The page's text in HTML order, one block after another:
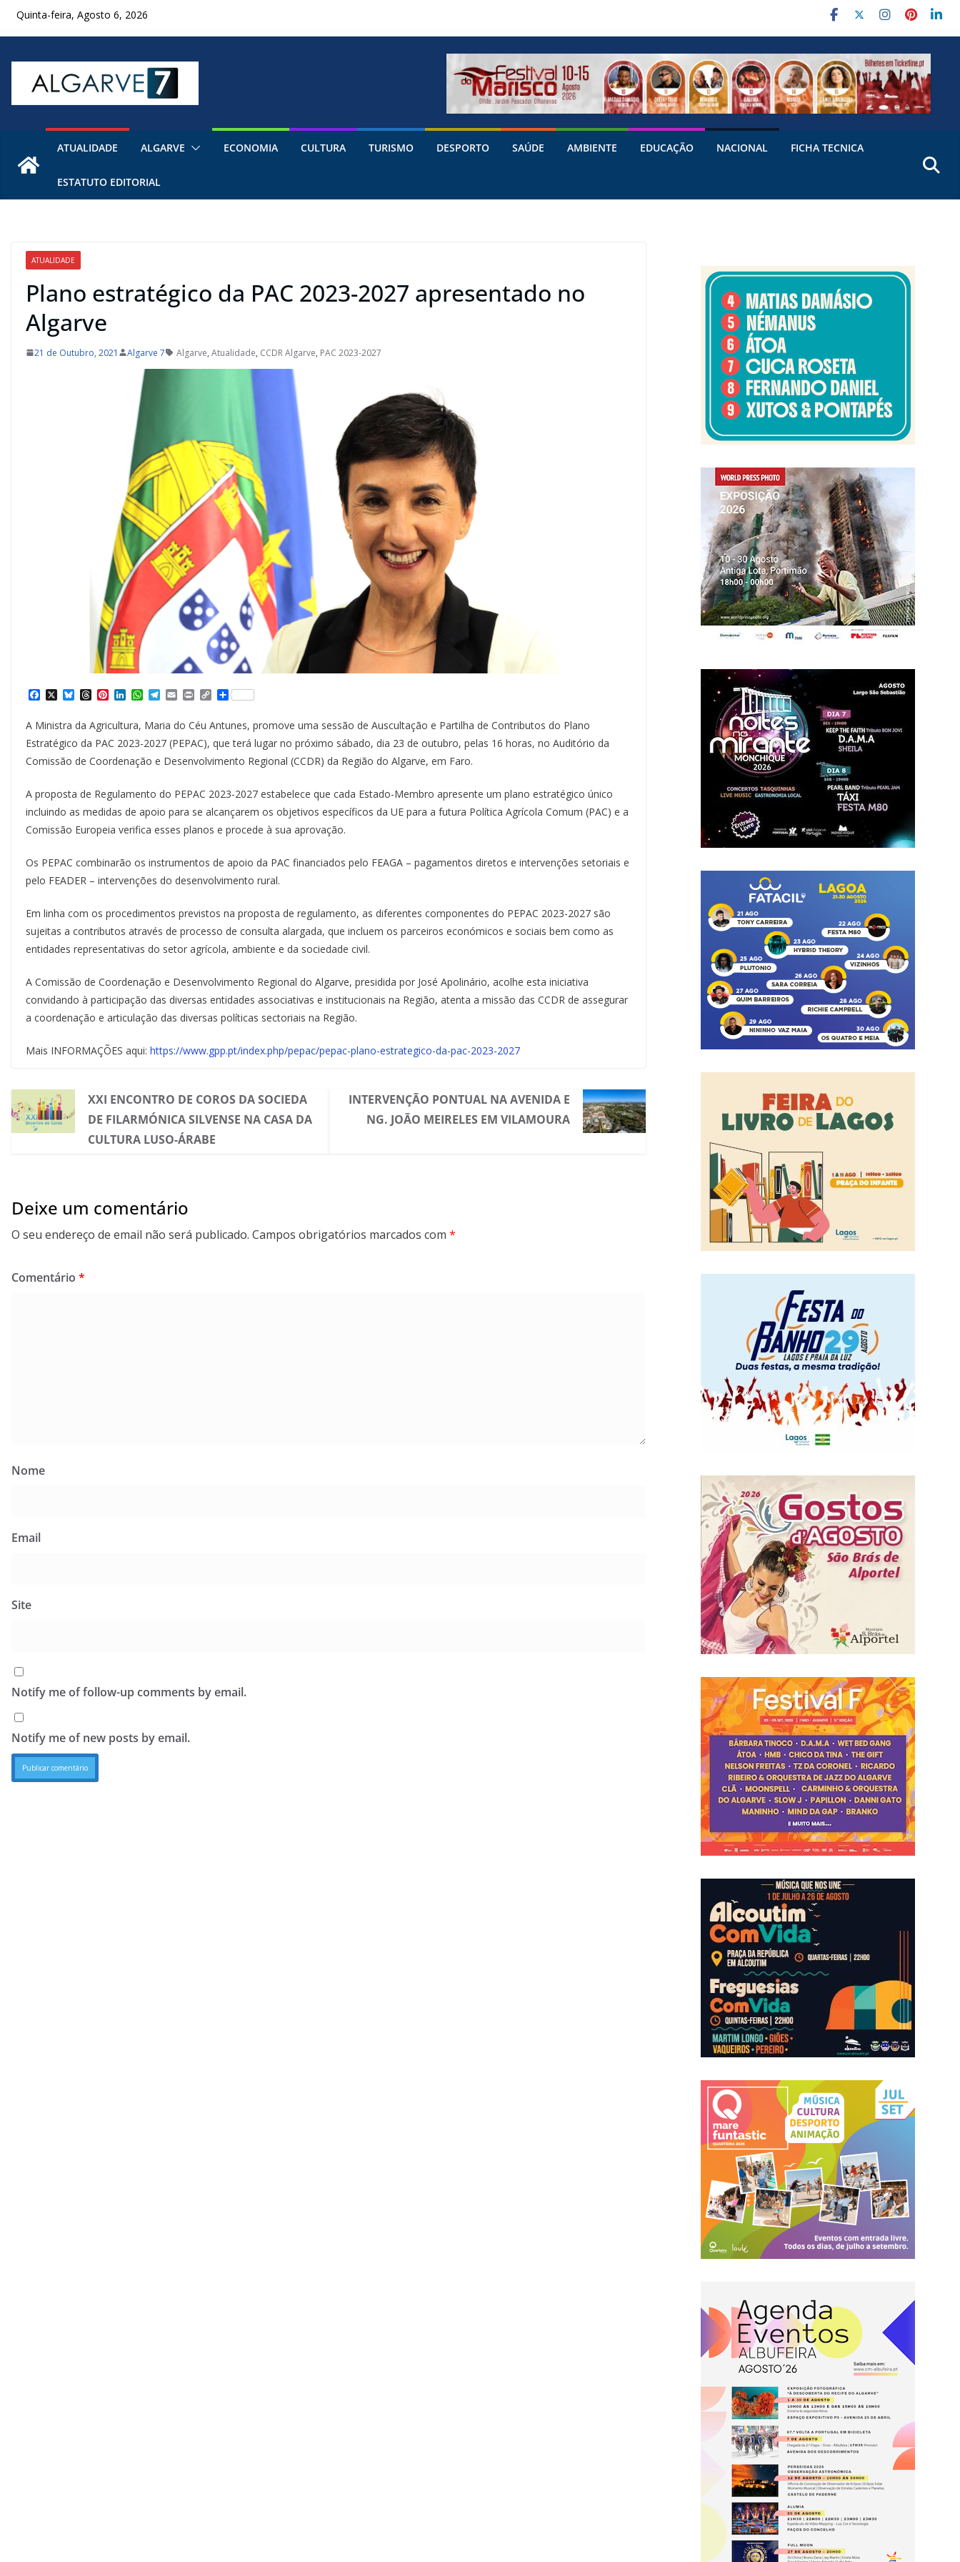
SkipQuinta-feira, Agosto 6, 2026
ATUALIDADE ALGARVE ECONOMIA CULTURA TURISMO DESPORTO SAÚDE AMBIENTE EDUCAÇÃO NACIONAL FICHA TECNICA
ESTATUTO EDITORIAL
ATUALIDADE
Plano estratégico da PAC 2023-2027 apresentado no
Algarve
21 de Outubro, 2021 Algarve 7 Algarve, Atualidade, CCDR Algarve, PAC 2023-2027
e
b
o
o
X B
u
e
s
k
y
T
e
a
d
s
P
t
e
r
e
L
k
e
d
I
W
t
s
A
p
T
e
g
r
a
E
a
i
l
P
n
t
C
y
L
n
S
r
e
A Ministra da Agricultura, Maria do Céu Antunes, promove uma sessão de Auscultação e Partilha de Contributos do Plano
Estratégico da PAC 2023-2027 (PEPAC), que terá lugar no próximo sábado, dia 23 de outubro, pelas 16 horas, no Auditório da
Comissão de Coordenação e Desenvolvimento Regional (CCDR) da Região do Algarve, em Faro.
A proposta de Regulamento do PEPAC 2023-2027 estabelece que cada Estado-Membro apresente um plano estratégico único
incluindo as medidas de apoio para se alcançarem os objetivos específicos da UE para a futura Política Agrícola Comum (PAC) e a
Comissão Europeia verifica esses planos e procede à sua aprovação.
Os PEPAC combinarão os instrumentos de apoio da PAC financiados pelo FEAGA – pagamentos diretos e intervenções setoriais e
pelo FEADER – intervenções do desenvolvimento rural.
Em linha com os procedimentos previstos na proposta de regulamento, as diferentes componentes do PEPAC 2023-2027 são
sujeitas a contributos através de processo de consulta alargada, que incluem os parceiros económicos e sociais bem como as
entidades representativas do setor agrícola, ambiente e da sociedade civil.
A Comissão de Coordenação e Desenvolvimento Regional do Algarve, presidida por José Apolinário, acolhe esta iniciativa
convidando à participação das diversas entidades associativas e institucionais na Região, atenta a missão das CCDR de assegurar
a coordenação e articulação das diversas políticas sectoriais na Região.
Mais INFORMAÇÕES aqui: https://www.gpp.pt/index.php/pepac/pepac-plano-estrategico-da-pac-2023-2027
XXI ENCONTRO DE COROS DA SOCIEDA
DE FILARMÓNICA SILVENSE NA CASA DA
CULTURA LUSO-ÁRABE
INTERVENÇÃO PONTUAL NA AVENIDA E
NG. JOÃO MEIRELES EM VILAMOURA
Deixe um comentário
O seu endereço de email não será publicado. Campos obrigatórios marcados com *
Comentário *
Nome
Email
Site
Notify me of follow-up comments by email.
Notify me of new posts by email.